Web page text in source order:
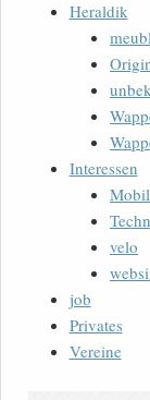
Heraldik
Interessen
velo
job
Privates
Vereine